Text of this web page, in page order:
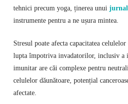
tehnici precum yoga, ținerea unui jurnal
instrumente pentru a ne ușura mintea.
Stresul poate afecta capacitatea
lupta împotriva invadatorilor, inclusiv a
imunitar are căi complexe pentru
celulelor dăunătoare, potențial
afectate.